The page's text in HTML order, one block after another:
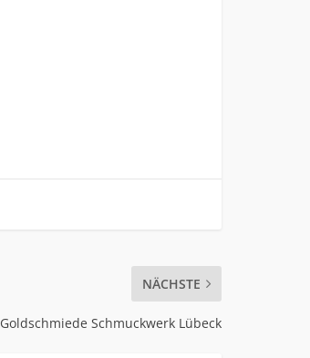
NÄCHSTE
Goldschmiede Schmuckwerk Lübeck